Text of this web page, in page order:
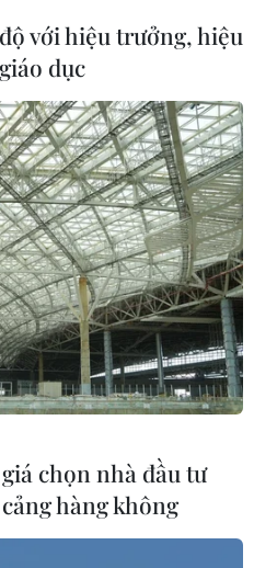
với hiệu trưởng, hiệu
dục
chọn nhà đầu tư
hàng không